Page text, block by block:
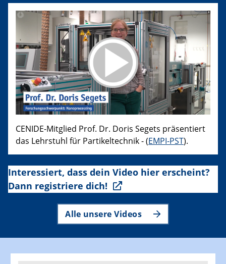
CENIDE-Mitglied Prof. Dr. Doris Segets präsentiert
das Lehrstuhl für Partikeltechnik - (EMPI-PST).
Interessiert, dass dein Video hier erscheint?
Dann registriere dich!
Alle unsere Videos